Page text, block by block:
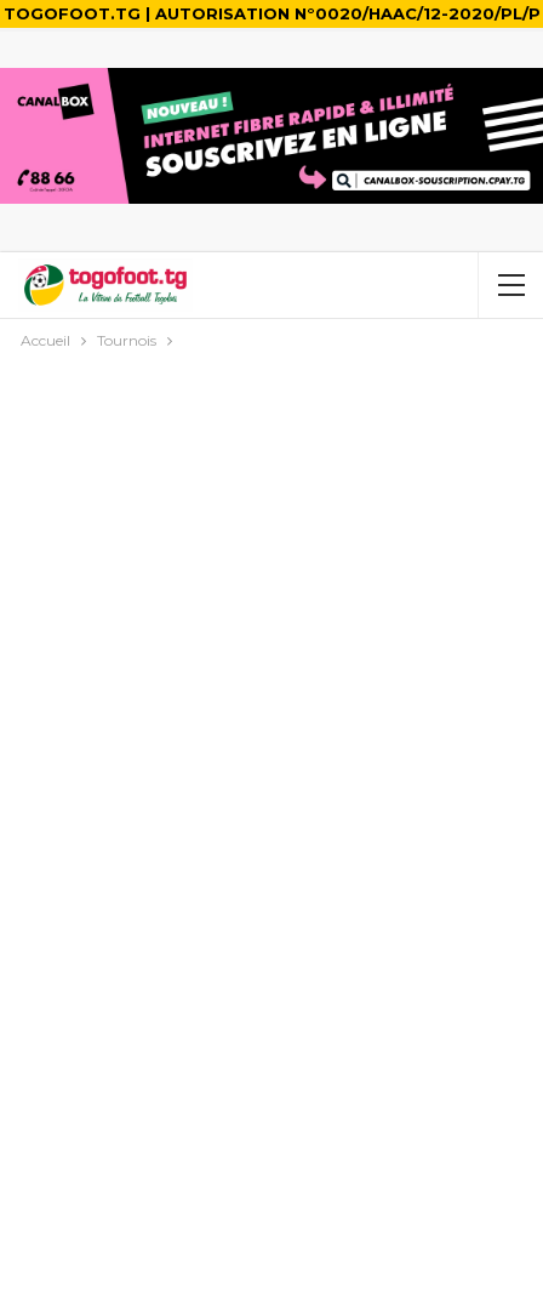
TOGOFOOT.TG | AUTORISATION N°0020/HAAC/12-2020/PL/P
Accueil Tournois